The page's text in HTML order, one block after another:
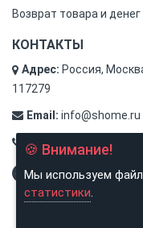
🍪 Внимание!
Мы используем
статистики.
Возврат товара и денег
КОНТАКТЫ
Адрес: Россия,
117279
Email: info@shome.ru
Тел.: 8 (800) 500-31-78